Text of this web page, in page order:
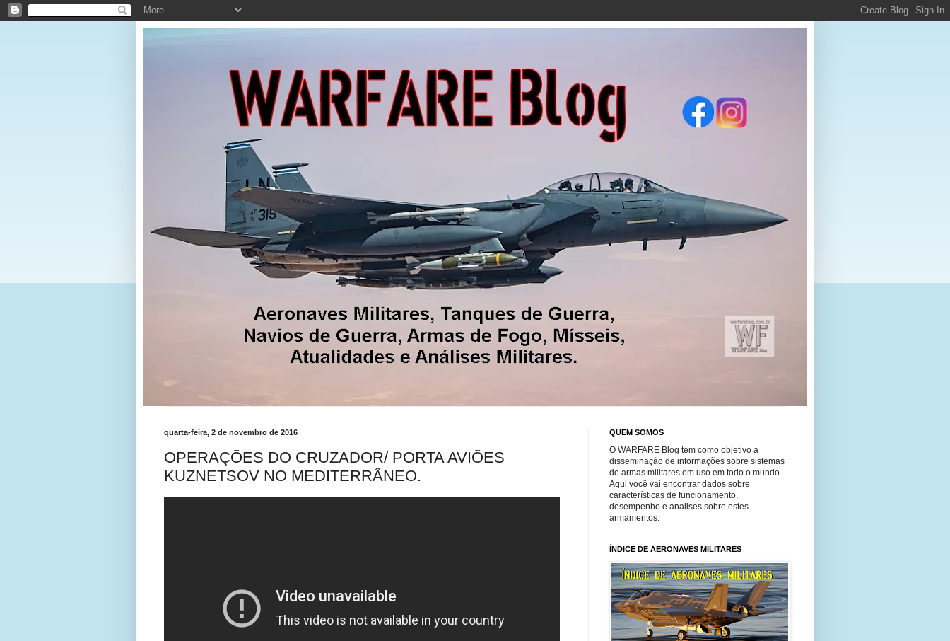
quarta-feira, 2 de novembro de 2016
OPERAÇÕES DO CRUZADOR/ PORTA AVIÕES
KUZNETSOV NO MEDITERRÂNEO.
QUEM SOMOS
O WARFARE Blog tem como objetivo a
disseminação de informações sobre sistemas
de armas militares em uso em todo o mundo.
Aqui você vai encontrar dados sobre
características de funcionamento,
desempenho e analises sobre estes
armamentos.
ÍNDICE DE AERONAVES MILITARES